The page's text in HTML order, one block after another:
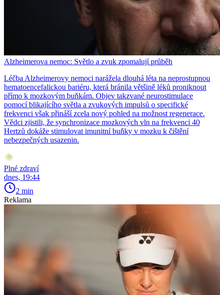
Alzheimerova nemoc: Světlo a zvuk zpomalují průběh
Léčba Alzheimerovy nemoci narážela dlouhá léta na neprostupnou
hematoencefalickou bariéru, která bránila většině léků proniknout
přímo k mozkovým buňkám. Objev takzvané neurostimulace
pomocí blikajícího světla a zvukových impulsů o specifické
frekvenci však přináší zcela nový pohled na možnost regenerace.
Vědci zjistili, že synchronizace mozkových vln na frekvenci 40
Hertzů dokáže stimulovat imunitní buňky v mozku k čištění
nebezpečných usazenin.
Plné zdraví
dnes, 19:44
2 min
Reklama